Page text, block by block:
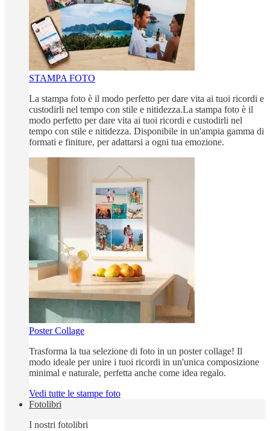
STAMPA FOTO
La stampa foto è il modo perfetto per dare vita ai tuoi ricordi e
custodirli nel tempo con stile e nitidezza.La stampa foto è il
modo perfetto per dare vita ai tuoi ricordi e custodirli nel
tempo con stile e nitidezza. Disponibile in un'ampia gamma di
formati e finiture, per adattarsi a ogni tua emozione.
Poster Collage
Trasforma la tua selezione di foto in un poster collage! Il
modo ideale per unire i tuoi ricordi in un'unica composizione
minimal e naturale, perfetta anche come idea regalo.
Vedi tutte le stampe foto
Fotolibri
I nostri fotolibri